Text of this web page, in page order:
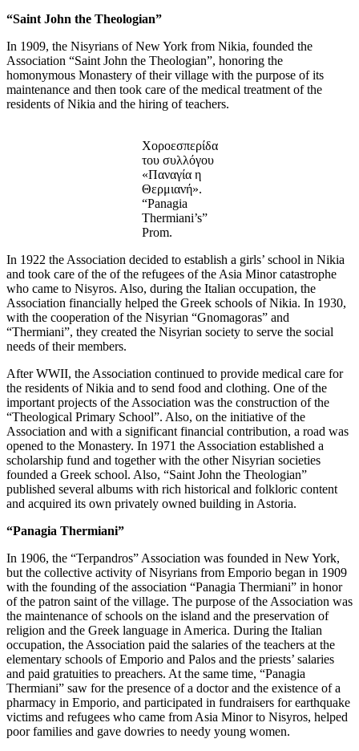
“Saint John the Theologian”
In 1909, the Nisyrians of New York from Nikia, founded the
Association “Saint John the Theologian”, honoring the
homonymous Monastery of their village with the purpose of its
maintenance and then took care of the medical treatment of the
residents of Nikia and the hiring of teachers.
Χοροεσπερίδα
του συλλόγου
«Παναγία η
Θερμιανή».
“Panagia
Thermiani’s”
Prom.
In 1922 the Association decided to establish a girls’ school in Nikia
and took care of the of the refugees of the Asia Minor catastrophe
who came to Nisyros. Also, during the Italian occupation, the
Association financially helped the Greek schools of Nikia. In 1930,
with the cooperation of the Nisyrian “Gnomagoras” and
“Thermiani”, they created the Nisyrian society to serve the social
needs of their members.
After WWII, the Association continued to provide medical care for
the residents of Nikia and to send food and clothing. One of the
important projects of the Association was the construction of the
“Theological Primary School”. Also, on the initiative of the
Association and with a significant financial contribution, a road was
opened to the Monastery. In 1971 the Association established a
scholarship fund and together with the other Nisyrian societies
founded a Greek school. Also, “Saint John the Theologian”
published several albums with rich historical and folkloric content
and acquired its own privately owned building in Astoria.
“Panagia Thermiani”
In 1906, the “Terpandros” Association was founded in New York,
but the collective activity of Nisyrians from Emporio began in 1909
with the founding of the association “Panagia Thermiani” in honor
of the patron saint of the village. The purpose of the Association was
the maintenance of schools on the island and the preservation of
religion and the Greek language in America. During the Italian
occupation, the Association paid the salaries of the teachers at the
elementary schools of Emporio and Palos and the priests’ salaries
and paid gratuities to preachers. At the same time, “Panagia
Thermiani” saw for the presence of a doctor and the existence of a
pharmacy in Emporio, and participated in fundraisers for earthquake
victims and refugees who came from Asia Minor to Nisyros, helped
poor families and gave dowries to needy young women.